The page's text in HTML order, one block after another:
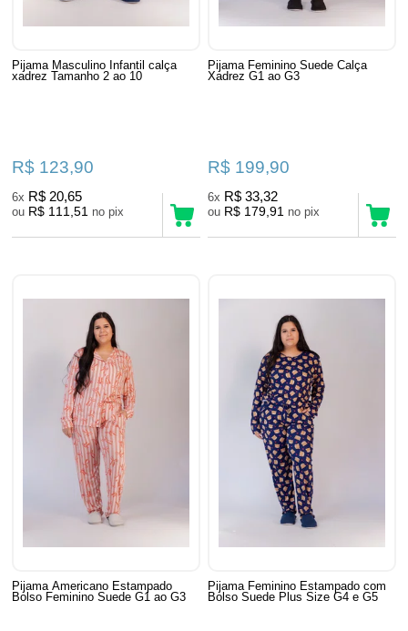
Pijama Masculino Infantil calça
xadrez Tamanho 2 ao 10
R$ 123,90
6x R$ 20,65
ou R$ 111,51 no pix
Pijama Feminino Suede Calça
Xadrez G1 ao G3
R$ 199,90
6x R$ 33,32
ou R$ 179,91 no pix
Pijama Americano Estampado
Bolso Feminino Suede G1 ao G3
Pijama Feminino Estampado com
Bolso Suede Plus Size G4 e G5